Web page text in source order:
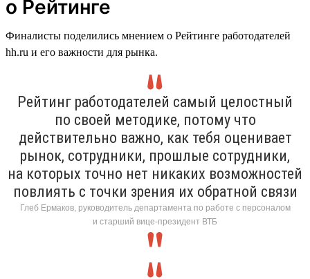
о Рейтинге
Финалисты поделились мнением о Рейтинге работодателей
hh.ru и его важности для рынка.
Рейтинг работодателей самый целостный
по своей методике, потому что
действительно важно, как тебя оценивает
рынок, сотрудники, прошлые сотрудники,
на которых точно нет никаких возможностей
повлиять с точки зрения их обратной связи
Глеб Ермаков, руководитель департамента по работе с персоналом
и старший вице-президент ВТБ